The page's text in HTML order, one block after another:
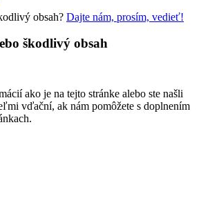
obsah? Dajte nám, prosím, vedieť!
škodlivý obsah
ako je na tejto stránke alebo ste našli
vďační, ak nám pomôžete s doplnením